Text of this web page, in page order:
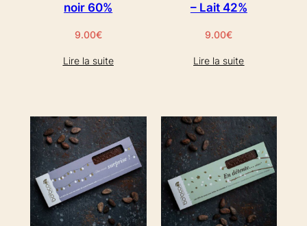
noir 60%
9.00€
Lire la suite
– Lait 42%
9.00€
Lire la suite